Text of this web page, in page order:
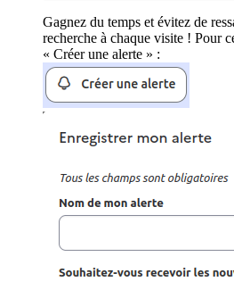
Gagnez du temps et évitez de
recherche à chaque visite ! Pour
« Créer une alerte » :